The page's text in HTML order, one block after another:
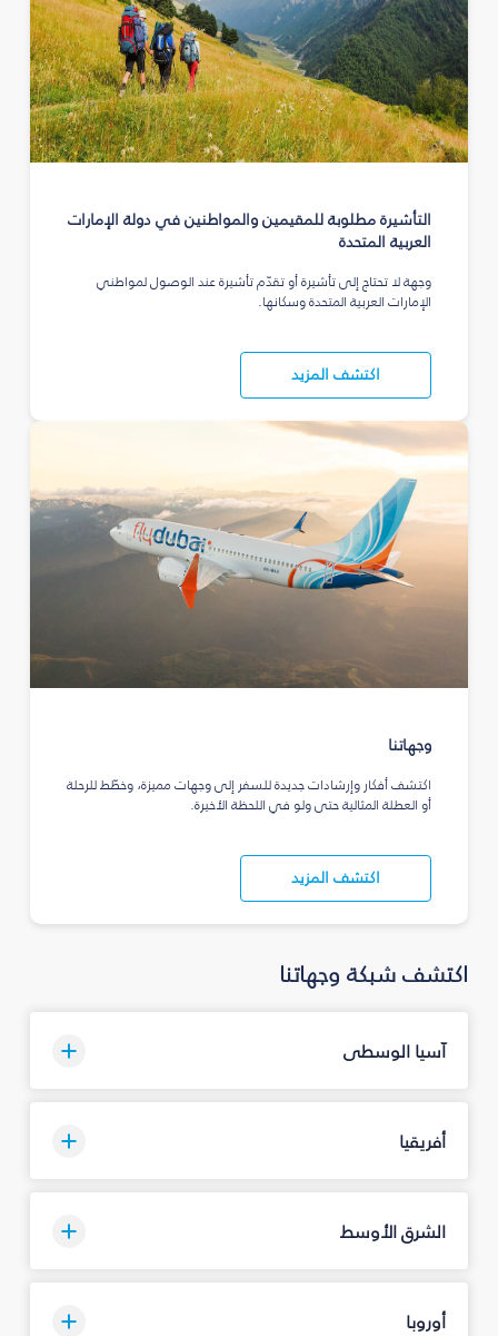
التأشيرة مطلوبة للمقيمين والمواطنين في دولة الإمارات
العربية المتحدة
وجهة لا تحتاج إلى تأشيرة أو تقدّم تأشيرة عند الوصول لمواطني
الإمارات العربية المتحدة وسكانها.
اكتشف المزيد
وجهاتنا
اكتشف أفكار وإرشادات جديدة للسفر إلى وجهات مميزة، وخطّط للرحلة
أو العطلة المثالية حتى ولو في اللحظة الأخيرة.
اكتشف المزيد
اكتشف شبكة وجهاتنا
آسيا الوسطى
أفريقيا
الشرق الأوسط
أوروبا